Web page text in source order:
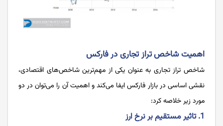
اهمیت شاخص تراز تجاری در فارکس
شاخص تراز تجاری به عنوان یکی از مهم‌ترین شاخص‌های اقتصادی،
نقشی اساسی در بازار فارکس ایفا می‌کند و اهمیت آن را می‌توان در دو
مورد زیر خلاصه کرد:
1. تاثیر مستقیم بر نرخ ارز